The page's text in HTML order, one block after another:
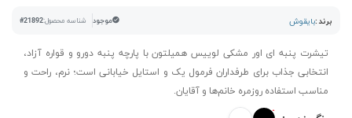
برند :بایقوش موجود شناسه محصول:#21892
تیشرت پنبه ای اور مشکی لوییس همیلتون با پارچه پنبه دورو و قواره آزاد،
انتخابی جذاب برای طرفداران فرمول یک و استایل خیابانی است؛ نرم، راحت و
مناسب استفاده روزمره خانم‌ها و آقایان.